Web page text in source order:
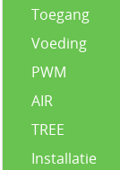
Toegang
Voeding
PWM
AIR
TREE
Installatie